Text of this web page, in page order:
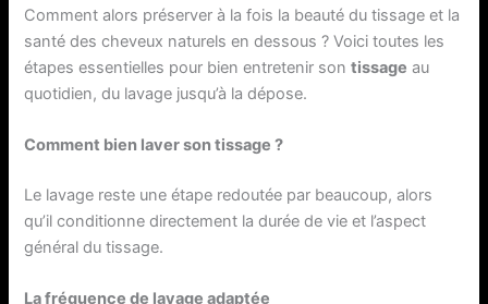
Comment alors préserver à la fois la beauté du tissage et la
santé des cheveux naturels en dessous ? Voici toutes les
étapes essentielles pour bien entretenir sontissage au
quotidien, du lavage jusqu’à la dépose.
Comment bien laver son tissage ?
Le lavage reste une étape redoutée par beaucoup, alors
qu’il conditionne directement la durée de vie et l’aspect
général du tissage.
La fréquence de lavage adaptée